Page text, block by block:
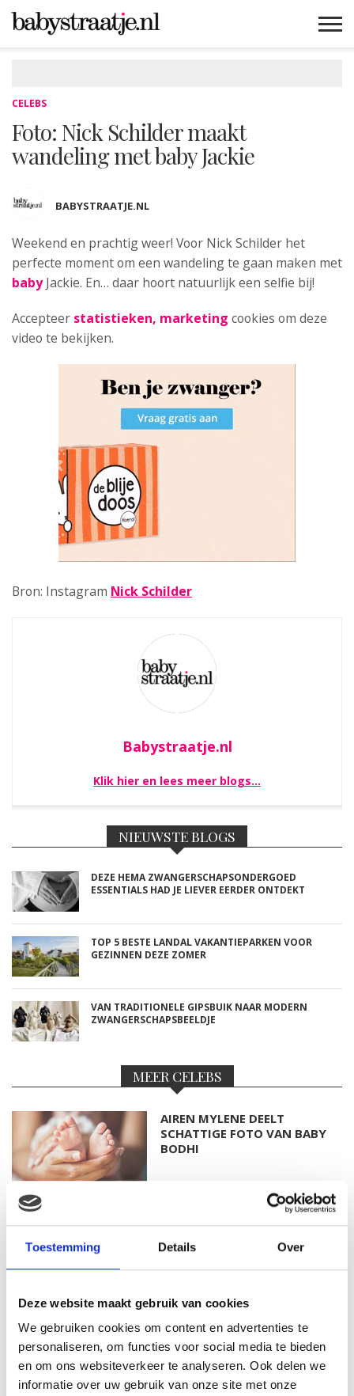
Toestemming Details Over
Deze website maakt gebruik van cookies
We gebruiken cookies om content en advertenties te
personaliseren, om functies voor social media te bieden
en om ons websiteverkeer te analyseren. Ook delen we
informatie over uw gebruik van onze site met onze
CELEBS
Foto: Nick Schilder maakt
wandeling met baby Jackie
BABYSTRAATJE.NL
Weekend en prachtig weer! Voor Nick Schilder het
perfecte moment om een wandeling te gaan maken met
babyJackie. En… daar hoort natuurlijk een selfie bij!
Accepteer statistieken, marketing cookies om deze
video te bekijken.
Bron: Instagram Nick Schilder
Babystraatje.nl
Klik hier en lees meer blogs…
NIEUWSTE BLOGS
DEZE HEMA ZWANGERSCHAPSONDERGOED
ESSENTIALS HAD JE LIEVER EERDER ONTDEKT
TOP 5 BESTE LANDAL VAKANTIEPARKEN VOOR
GEZINNEN DEZE ZOMER
VAN TRADITIONELE GIPSBUIK NAAR MODERN
ZWANGERSCHAPSBEELDJE
MEER CELEBS
AIREN MYLENE DEELT
SCHATTIGE FOTO VAN BABY
BODHI
FOTO: SAAR KONINGSBERGER
MET DOCHTERTJE SCOTTIE
KIM KÖTTER DEELT PRACHTIGE
GEZINSFOTO MET HAAR
MANNEN